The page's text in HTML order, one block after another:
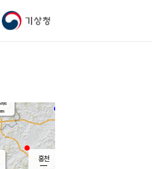
기상청
홍천
m/s